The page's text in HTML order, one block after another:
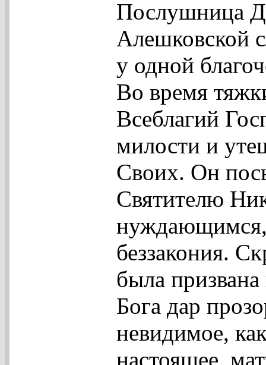
Послушница
Алешковской
у одной
Во время
Всеблагий
милости и
Своих. Он
Святителю
нуждающимся,
беззакония.
была
Бога дар
невидимое,
настоящее,